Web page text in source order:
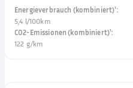
Energieverbrauch (kombiniert)¹:
5,4 l/100km
CO2-Emissionen (kombiniert)¹:
122 g/km